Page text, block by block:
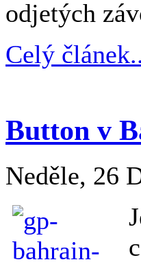
odjetých
Celý
Button v
Neděle, 26